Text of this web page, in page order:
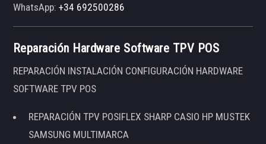
WhatsApp:+34 692500286
Reparación Hardware Software TPV POS
REPARACIÓN INSTALACIÓN CONFIGURACIÓN HARDWARE
SOFTWARE TPV POS
REPARACIÓN TPV POSIFLEX SHARP CASIO HP MUSTEK
SAMSUNG MULTIMARCA